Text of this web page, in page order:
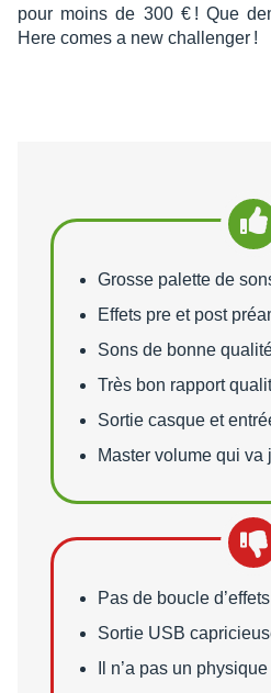
pour moins de 300 € ! Que
Here comes a new chal­len­ger !
Points forts
Grosse palette de
Effets pre et post
Sons de bonne
Très bon rapport
Sortie casque et
Master volume qui va
Points faibles
Pas de boucle d’effets
Sortie USB
Il n’a pas un